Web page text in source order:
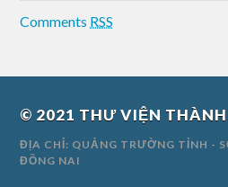
Comments RSS
© 2021 THƯ VIỆN
ĐỊA CHỈ: QUẢNG TRƯỜNG TỈNH -
ĐỒNG NAI